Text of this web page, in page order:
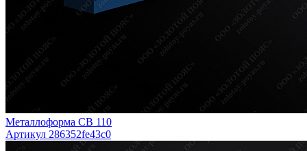
Металлоформа СВ 110
Артикул 286352fe43c0